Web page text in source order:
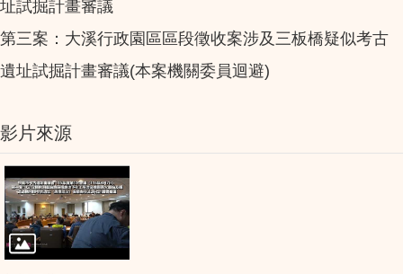
址試掘計畫審議
第三案：大溪行政園區區段徵收案涉及三板橋疑似考古
遺址試掘計畫審議(本案機關委員迴避)
影片來源